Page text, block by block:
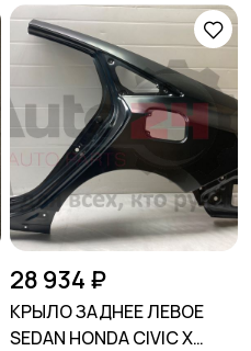
28 934 ₽
КРЫЛО ЗАДНЕЕ ЛЕВОЕ
SEDAN HONDA CIVIC X